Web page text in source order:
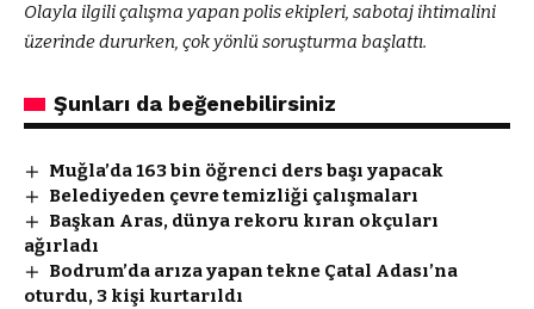
Olayla ilgili çalışma yapan polis ekipleri, sabotaj ihtimalini
üzerinde dururken, çok yönlü soruşturma başlattı.
Şunları da beğenebilirsiniz
Muğla’da 163 bin öğrenci ders başı yapacak
Belediyeden çevre temizliği çalışmaları
Başkan Aras, dünya rekoru kıran okçuları
ağırladı
Bodrum’da arıza yapan tekne Çatal Adası’na
oturdu, 3 kişi kurtarıldı